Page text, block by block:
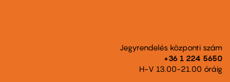
Jegyrendelés központi szám
+36 1 224 5650
H-V 13.00-21.00 óráig